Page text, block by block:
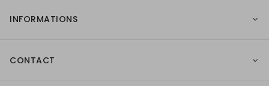
INFORMATIONS
CONTACT